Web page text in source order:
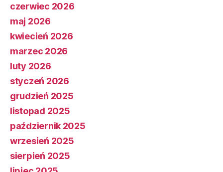
czerwiec 2026
maj 2026
kwiecień 2026
marzec 2026
luty 2026
styczeń 2026
grudzień 2025
listopad 2025
październik 2025
wrzesień 2025
sierpień 2025